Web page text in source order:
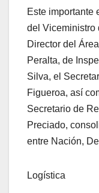
Este importante
del Viceministro
Director del
Peralta, de
Silva, el
Figueroa, así
Secretario de
Preciado,
entre Nación,
Logística